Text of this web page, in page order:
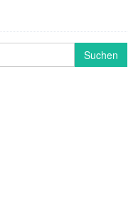
Suchen